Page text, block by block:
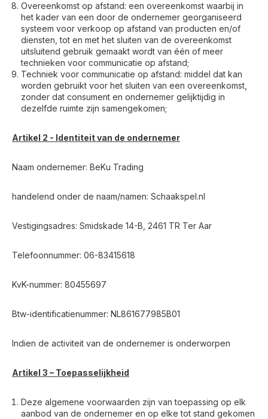
Overeenkomst op afstand: een overeenkomst waarbij in
het kader van een door de ondernemer georganiseerd
systeem voor verkoop op afstand van producten en/of
diensten, tot en met het sluiten van de overeenkomst
uitsluitend gebruik gemaakt wordt van één of meer
technieken voor communicatie op afstand;
Techniek voor communicatie op afstand: middel dat kan
worden gebruikt voor het sluiten van een overeenkomst,
zonder dat consument en ondernemer gelijktijdig in
dezelfde ruimte zijn samengekomen;
Artikel 2 - Identiteit van de ondernemer
Naam ondernemer: BeKu Trading
handelend onder de naam/namen: Schaakspel.nl
Vestigingsadres: Smidskade 14-B, 2461 TR Ter Aar
Telefoonnummer: 06-83415618
KvK-nummer: 80455697
Btw-identificatienummer: NL861677985B01
Indien de activiteit van de ondernemer is onderworpen
Artikel 3 – Toepasselijkheid
Deze algemene voorwaarden zijn van toepassing op elk
aanbod van de ondernemer en op elke tot stand gekomen